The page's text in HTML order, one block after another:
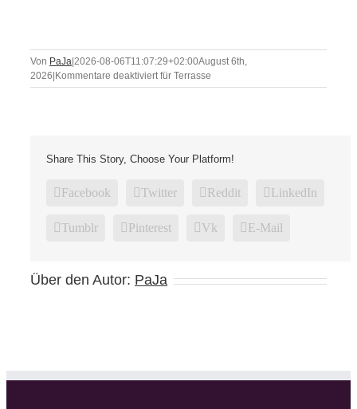
Von PaJa 2026-08-06T11:07:29+02:00August 6th,
2026 Kommentare deaktiviertfür Terrasse
Share This Story, Choose Your Platform!
Facebook Twitter Reddit LinkedIn
Tumblr Pinterest Vk E-Mail
Über den Autor: PaJa